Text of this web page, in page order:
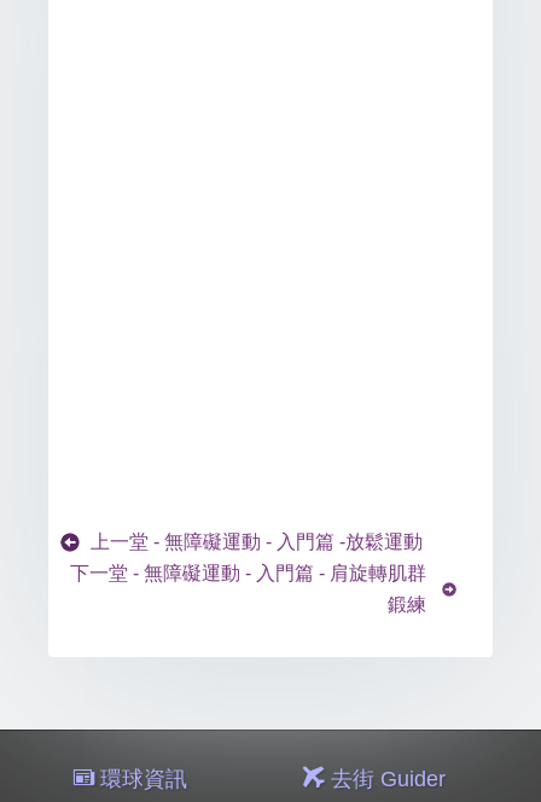
上一堂 - 無障礙運動 - 入門篇 -放鬆運動
下一堂 - 無障礙運動 - 入門篇 - 肩旋轉肌群
鍛練
環球資訊 去街 Guider